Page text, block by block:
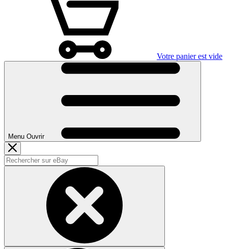
Votre panier est vide
Menu Ouvrir